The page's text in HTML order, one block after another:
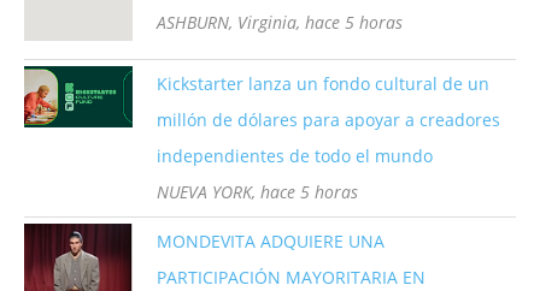
ASHBURN, Virginia, hace 5 horas
Kickstarter lanza un fondo cultural de un
millón de dólares para apoyar a creadores
independientes de todo el mundo
NUEVA YORK, hace 5 horas
MONDEVITA ADQUIERE UNA
PARTICIPACIÓN MAYORITARIA EN